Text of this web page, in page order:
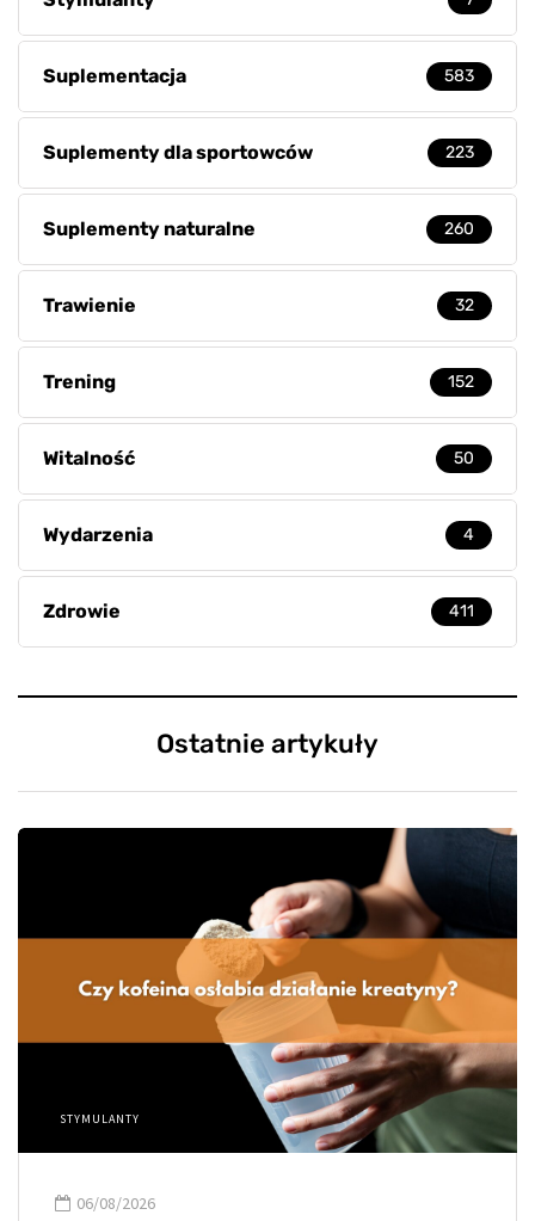
Suplementacja 583
Suplementy dla sportowców 223
Suplementy naturalne 260
Trawienie 32
Trening 152
Witalność 50
Wydarzenia 4
Zdrowie 411
Ostatnie artykuły
STYMULANTY
06/08/2026